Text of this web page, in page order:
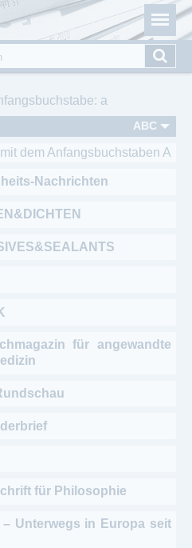
unabhängige Portal für
& eBooks
a
mit dem Anfangsbuchstaben A
ABC
Nachrichten
für angewandte
für Philosophie
– Unterwegs in Europa seit